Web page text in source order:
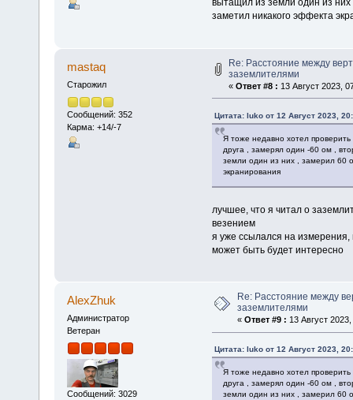
вытащил из земли один из
заметил никакого эффекта
mastaq
Старожил
Сообщений: 352
Карма: +14/-7
Re: Расстояние между
заземлителями
« Ответ #8 : 13 Август 2023,
Цитата: luko от 12 Август 2023,
Я тоже недавно хотел
друга , замерял один -60 ом ,
земли один из них , замерил 60
экранирования
лучшее, что я читал о
везением
я уже ссылался на измерения,
может быть будет интересно
AlexZhuk
Администратор
Ветеран
Сообщений: 3029
Re: Расстояние между
заземлителями
« Ответ #9 : 13 Август
Цитата: luko от 12 Август 2023,
Я тоже недавно хотел
друга , замерял один -60 ом ,
земли один из них , замерил 60